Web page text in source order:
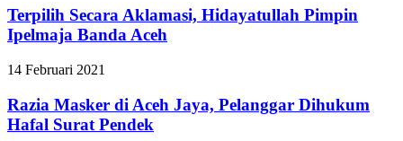
Terpilih Secara Aklamasi, Hidayatullah Pimpin
Ipelmaja Banda Aceh
14 Februari 2021
Razia Masker di Aceh Jaya, Pelanggar Dihukum
Hafal Surat Pendek